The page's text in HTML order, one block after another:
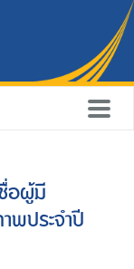
อผู้มี
ประจำปี